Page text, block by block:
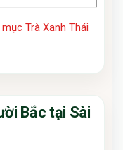
mục Trà Xanh Thái
Bắc tại Sài